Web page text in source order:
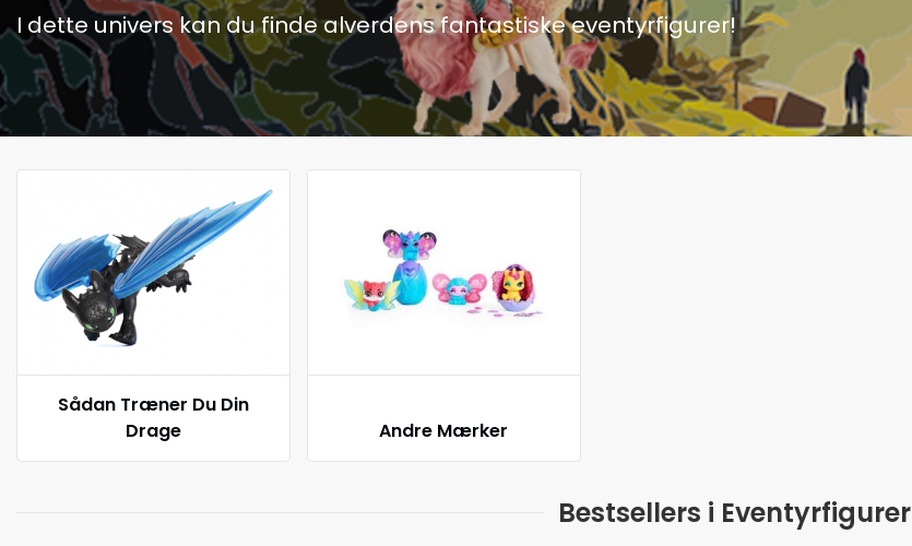
I dette univers kan du finde alverdens fantastiske eventyrfigurer!
Sådan Træner Du Din
Drage
Andre Mærker
Bestsellers i Eventyrfigurer